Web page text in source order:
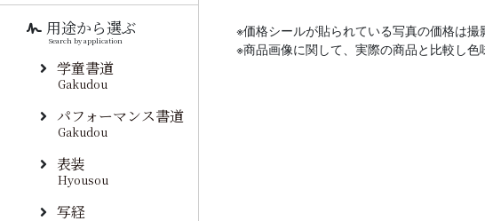
※価格シールが貼られている写真の価格は撮
※商品画像に関して、実際の商品と比較し色
用途から選ぶ
Search by application
学童書道
Gakudou
パフォーマンス書道
Gakudou
表装
Hyousou
写経